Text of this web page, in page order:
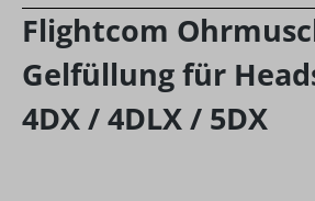
Flightcom
Gelfüllung für
4DX / 4DLX / 5DX